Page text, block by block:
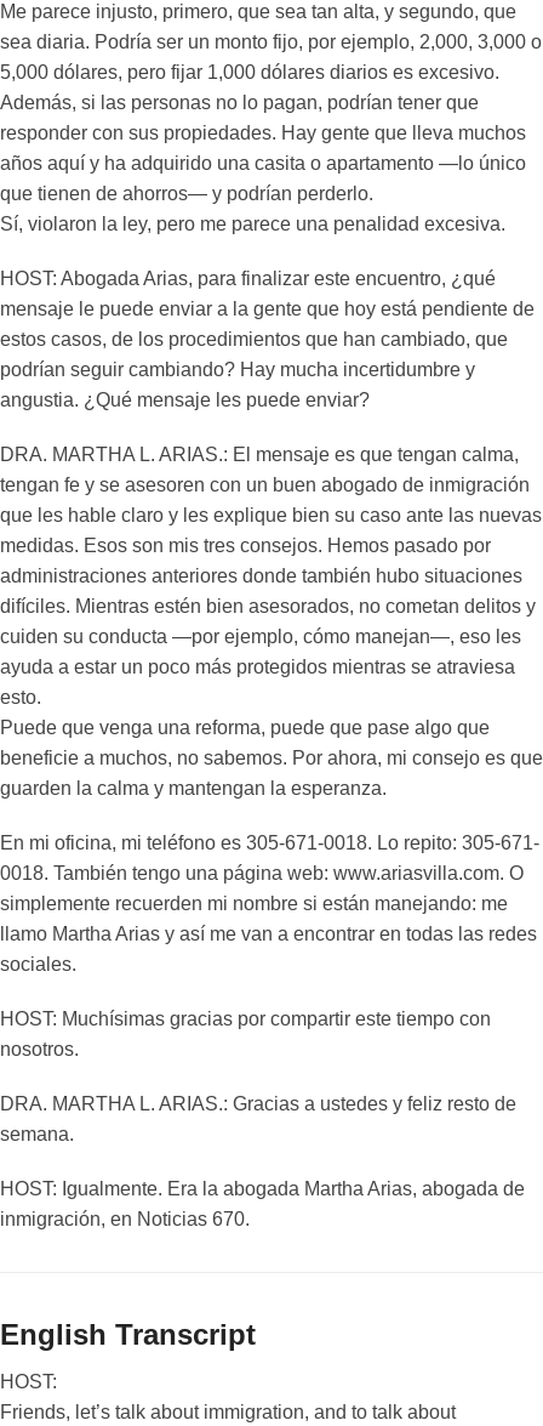
Me parece injusto, primero, que sea tan alta, y segundo, que
sea diaria. Podría ser un monto fijo, por ejemplo, 2,000, 3,000 o
5,000 dólares, pero fijar 1,000 dólares diarios es excesivo.
Además, si las personas no lo pagan, podrían tener que
responder con sus propiedades. Hay gente que lleva muchos
años aquí y ha adquirido una casita o apartamento —lo único
que tienen de ahorros— y podrían perderlo.
Sí, violaron la ley, pero me parece una penalidad excesiva.
HOST: Abogada Arias, para finalizar este encuentro, ¿qué
mensaje le puede enviar a la gente que hoy está pendiente de
estos casos, de los procedimientos que han cambiado, que
podrían seguir cambiando? Hay mucha incertidumbre y
angustia. ¿Qué mensaje les puede enviar?
DRA. MARTHA L. ARIAS.: El mensaje es que tengan calma,
tengan fe y se asesoren con un buen abogado de inmigración
que les hable claro y les explique bien su caso ante las nuevas
medidas. Esos son mis tres consejos. Hemos pasado por
administraciones anteriores donde también hubo situaciones
difíciles. Mientras estén bien asesorados, no cometan delitos y
cuiden su conducta —por ejemplo, cómo manejan—, eso les
ayuda a estar un poco más protegidos mientras se atraviesa
esto.
Puede que venga una reforma, puede que pase algo que
beneficie a muchos, no sabemos. Por ahora, mi consejo es que
guarden la calma y mantengan la esperanza.
En mi oficina, mi teléfono es 305-671-0018. Lo repito: 305-671-
0018. También tengo una página web: www.ariasvilla.com. O
simplemente recuerden mi nombre si están manejando: me
llamo Martha Arias y así me van a encontrar en todas las redes
sociales.
HOST: Muchísimas gracias por compartir este tiempo con
nosotros.
DRA. MARTHA L. ARIAS.: Gracias a ustedes y feliz resto de
semana.
HOST: Igualmente. Era la abogada Martha Arias, abogada de
inmigración, en Noticias 670.
English Transcript
HOST:
Friends, let’s talk about immigration, and to talk about